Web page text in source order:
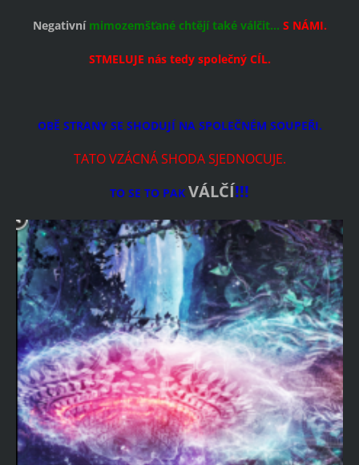
Negativní mimozemšťané chtějí také válčit... S NÁMI.
STMELUJE nás tedy společný CÍL.
OBĚ STRANY SE SHODUJÍ NA SPOLEČNÉM SOUPEŘI.
TATO VZÁCNÁ SHODA SJEDNOCUJE.
TO SE TO PAK VÁLČÍ!!!